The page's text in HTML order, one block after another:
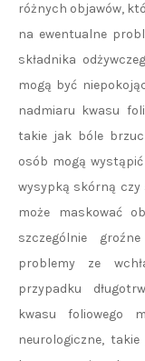
różnych objawów,
na ewentualne
składnika
mogą być
nadmiaru kwasu
takie jak bóle
osób mogą
wysypką skórną czy
może maskować
szczególnie
problemy ze
przypadku
kwasu foliowego
neurologiczne,